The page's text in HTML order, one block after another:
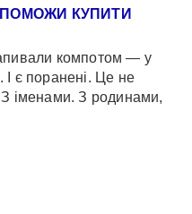
КУПИТИ
компотом — у
є поранені. Це не
іменами. З родинами,